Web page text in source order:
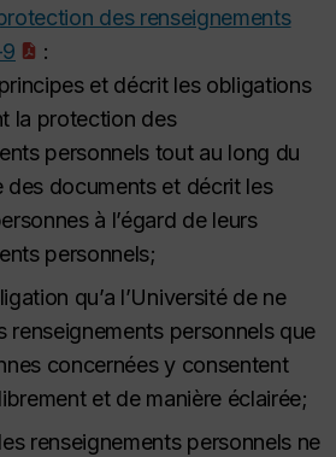
des renseignements
:
et décrit les obligations
la protection des
personnels tout au long du
des documents et décrit les
à l’égard de leurs
personnels;
qu’a l’Université de ne
renseignements personnels que
concernées y consentent
et de manière éclairée;
renseignements personnels ne